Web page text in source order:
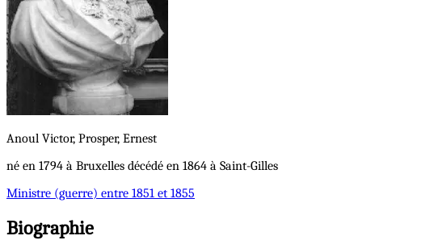
Anoul Victor, Prosper, Ernest
né en 1794 à Bruxelles décédé en 1864 à Saint-Gilles
Ministre (guerre) entre 1851 et 1855
Biographie